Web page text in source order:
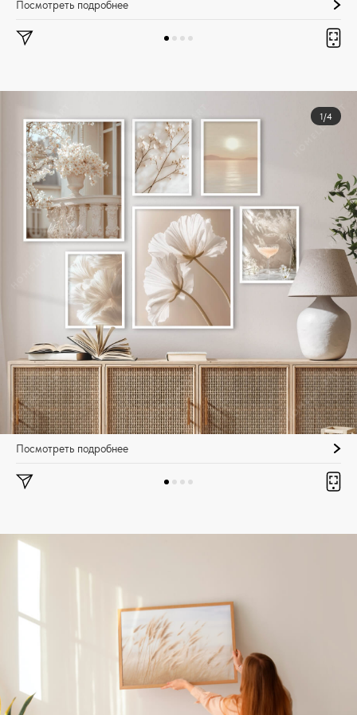
Посмотреть подробнее
1/4
Посмотреть подробнее